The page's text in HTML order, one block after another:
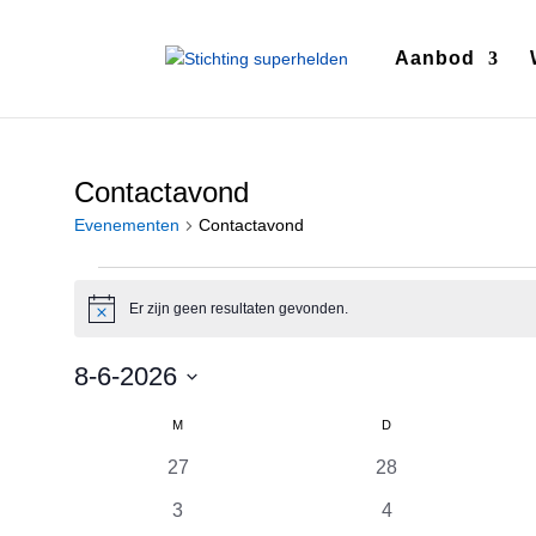
Aanbod
Contactavond
Evenementen Contactavond
BerichtEr zijn geen resultaten gevonden.
8-6-2026
KalenderM D
0
27
0
28
0
3
0
4